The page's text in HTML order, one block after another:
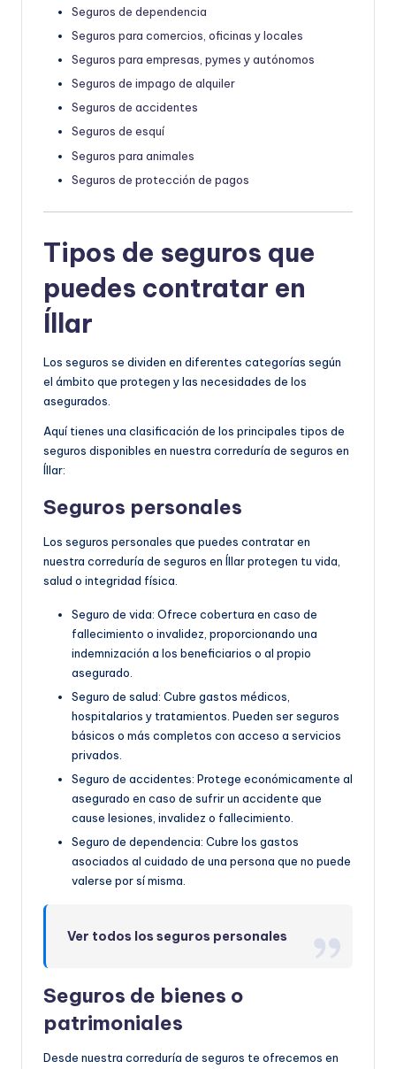
Seguros de dependencia
Seguros para comercios, oficinas y locales
Seguros para empresas, pymes y autónomos
Seguros de impago de alquiler
Seguros de accidentes
Seguros de esquí
Seguros para animales
Seguros de protección de pagos
Tipos de seguros que
puedes contratar en
Íllar
Los seguros se dividen en diferentes categorías según
el ámbito que protegen y las necesidades de los
asegurados.
Aquí tienes una clasificación de los principales tipos de
seguros disponibles en nuestra correduría de seguros en
Íllar:
Seguros personales
Los seguros personales que puedes contratar en
nuestra correduría de seguros en Íllar protegen tu vida,
salud o integridad física.
Seguro de vida: Ofrece cobertura en caso de
fallecimiento o invalidez, proporcionando una
indemnización a los beneficiarios o al propio
asegurado.
Seguro de salud: Cubre gastos médicos,
hospitalarios y tratamientos. Pueden ser seguros
básicos o más completos con acceso a servicios
privados.
Seguro de accidentes: Protege económicamente al
asegurado en caso de sufrir un accidente que
cause lesiones, invalidez o fallecimiento.
Seguro de dependencia: Cubre los gastos
asociados al cuidado de una persona que no puede
valerse por sí misma.
Ver todos los seguros personales
Seguros de bienes o
patrimoniales
Desde nuestra correduría de seguros te ofrecemos en